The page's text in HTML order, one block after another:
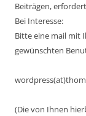
Beiträgen,
Bei Interesse:
Bitte eine mail mit
gewünschten
(Die von Ihnen